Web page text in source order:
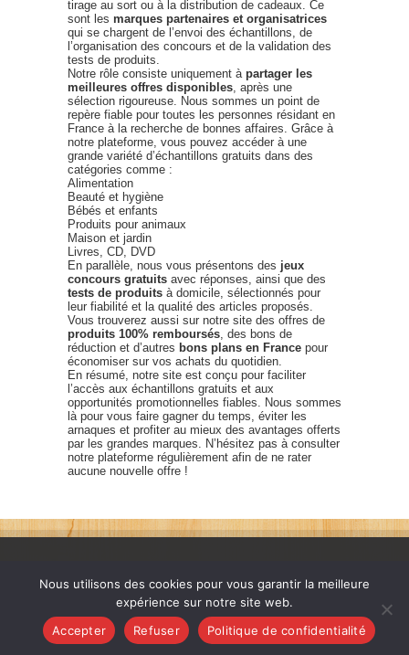
tirage au sort ou à la distribution de cadeaux. Ce
sont les marques partenaires et organisatrices
qui se chargent de l’envoi des échantillons, de
l’organisation des concours et de la validation des
tests de produits.
Notre rôle consiste uniquement à partager les
meilleures offres disponibles, après une
sélection rigoureuse. Nous sommes un point de
repère fiable pour toutes les personnes résidant en
France à la recherche de bonnes affaires. Grâce à
notre plateforme, vous pouvez accéder à une
grande variété d’échantillons gratuits dans des
catégories comme :
Alimentation
Beauté et hygiène
Bébés et enfants
Produits pour animaux
Maison et jardin
Livres, CD, DVD
En parallèle, nous vous présentons des jeux
concours gratuits avec réponses, ainsi que des
tests de produits à domicile, sélectionnés pour
leur fiabilité et la qualité des articles proposés.
Vous trouverez aussi sur notre site des offres de
produits 100% remboursés, des bons de
réduction et d’autres bons plans en France pour
économiser sur vos achats du quotidien.
En résumé, notre site est conçu pour faciliter
l’accès aux échantillons gratuits et aux
opportunités promotionnelles fiables. Nous sommes
là pour vous faire gagner du temps, éviter les
arnaques et profiter au mieux des avantages offerts
par les grandes marques. N’hésitez pas à consulter
notre plateforme régulièrement afin de ne rater
aucune nouvelle offre !
France échantillons gratuits © 2026. Tous les droits sont
réservés. |
Nous Contacter FAQ|Politique de confidentialité
Nous utilisons des cookies pour vous garantir la meilleure
expérience sur notre site web.
Accepter
Refuser Politique de confidentialité